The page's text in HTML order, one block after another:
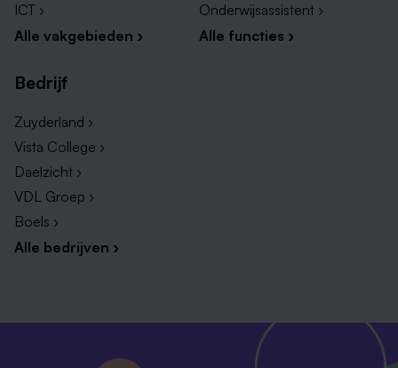
ICT ›
Alle vakgebieden ›
Onderwijsassistent ›
Alle functies ›
Bedrijf
Zuyderland ›
Vista College ›
Daelzicht ›
VDL Groep ›
Boels ›
Alle bedrijven ›